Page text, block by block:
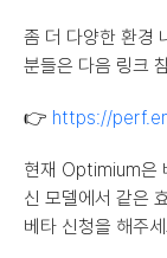
좀 더 다양한 환경
분들은 다음 링크
👉 https://
현재 Optimium은
신 모델에서 같은
베타 신청을 해주